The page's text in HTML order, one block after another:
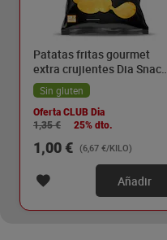
Patatas fritas gourmet
extra crujientes Dia Snack
Maniac 150 g
Sin gluten
Oferta CLUB Dia
1,35 €
25% dto.
1,00 € (6,67 €/KILO)
Añadir